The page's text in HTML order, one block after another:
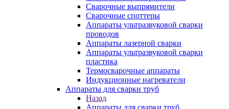
Сварочные выпрямители
Сварочные споттеры
Аппараты ультразвуковой сварки
проводов
Аппараты лазерной сварки
Аппараты ультразвуковой сварки
пластика
Термосварочные аппараты
Индукционные нагреватели
Аппараты для сварки труб
Назад
Аппараты для сварки труб